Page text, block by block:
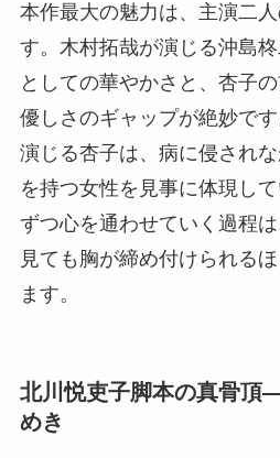
本作最大の魅力は、主演二
す。木村拓哉が演じる沖島
としての華やかさと、杏子
優しさのギャップが絶妙で
演じる杏子は、病に侵され
を持つ女性を見事に体現し
ずつ心を通わせていく過程
見ても胸が締め付けられる
ます。
北川悦吏子脚本の真骨
めき